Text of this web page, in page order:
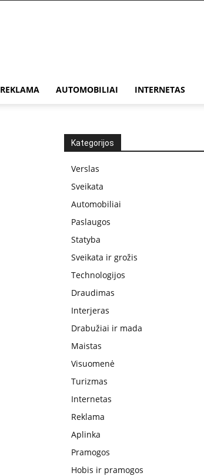
REKLAMA AUTOMOBILIAI INTERNETAS
Kategorijos
Verslas
Sveikata
Automobiliai
Paslaugos
Statyba
Sveikata ir grožis
Technologijos
Draudimas
Interjeras
Drabužiai ir mada
Maistas
Visuomenė
Turizmas
Internetas
Reklama
Aplinka
Pramogos
Hobis ir pramogos